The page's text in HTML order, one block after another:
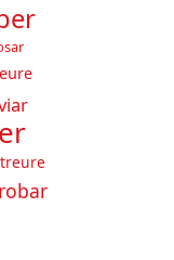
treure